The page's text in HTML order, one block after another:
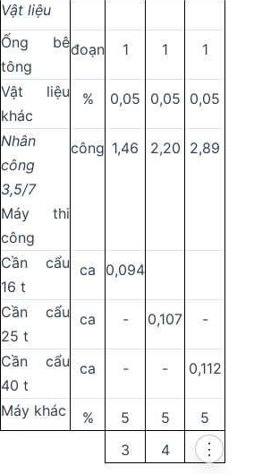
Vật liệu
Ống bê
tông
đoạn 1 1 1
Vật liệu
khác
% 0,05 0,05 0,05
Nhân
công
3,5/7
Máy thi
công
công 1,46 2,20 2,89
Cần cẩu
16 t
ca 0,094
Cần cẩu
25 t
ca - 0,107 -
Cần cẩu
40 t
ca - - 0,112
Máy khác % 5 5
5
3
4 5⋮